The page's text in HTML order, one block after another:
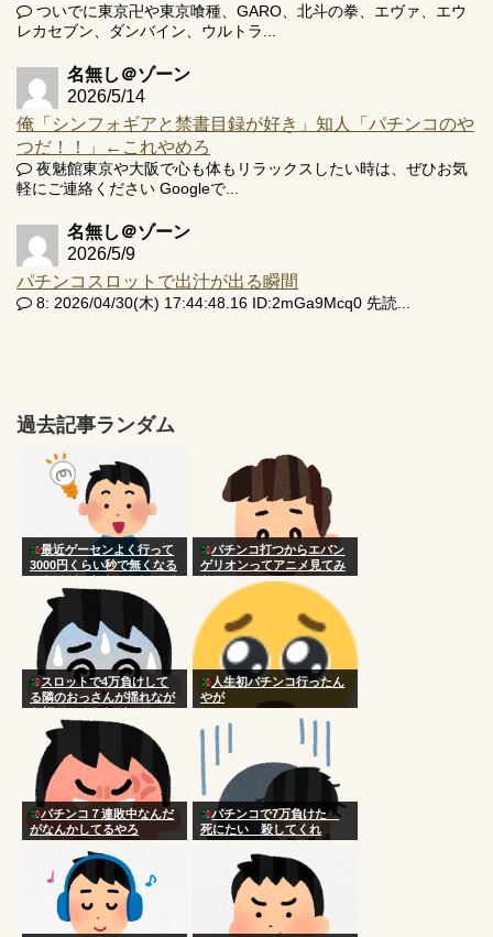
ついでに東京卍や東京喰種、GARO、北斗の拳、エヴァ、エウ
レカセブン、ダンバイン、ウルトラ...
名無し＠ゾーン
2026/5/14
俺「シンフォギアと禁書目録が好き」知人「パチンコのや
つだ！！」←これやめろ
夜魅館東京や大阪で心も体もリラックスしたい時は、ぜひお気
軽にご連絡ください Googleで...
名無し＠ゾーン
2026/5/9
パチンコスロットで出汁が出る瞬間
8: 2026/04/30(木) 17:44:48.16 ID:2mGa9Mcq0 先読...
過去記事ランダム
最近ゲーセンよく行って
3000円くらい秒で無くなる
んだけどこれもしかしてパ
チンコ行ったほうがよく
ね？
パチンコ打つからエバン
ゲリオンってアニメ見てみ
た
スロットで4万負けして
る隣のおっさんが揺れなが
ら打ってるんだが
人生初パチンコ行ったん
やが
パチンコ７連敗中なんだ
がなんかしてるやろ
パチンコで7万負けた
死にたい 殺してくれ